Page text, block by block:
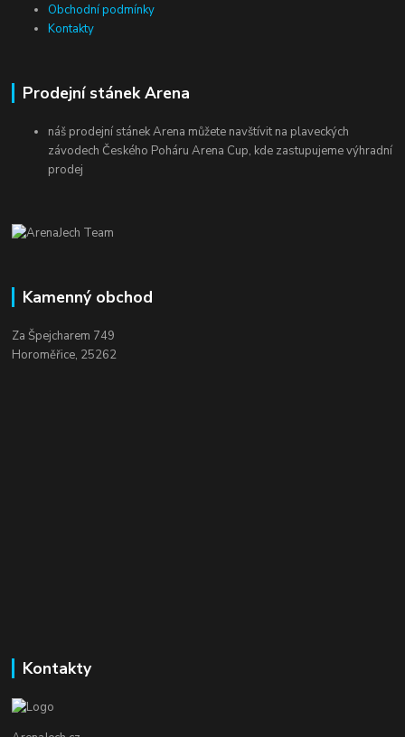
Obchodní podmínky
Kontakty
Prodejní stánek Arena
náš prodejní stánek Arena můžete navštívit na plaveckých
závodech Českého Poháru Arena Cup, kde zastupujeme výhradní
prodej
Kamenný obchod
Za Špejcharem 749
Horoměřice, 25262
Kontakty